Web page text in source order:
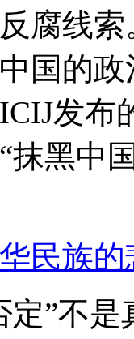
腐线
国的
发布
抹黑中
民族的
定”不